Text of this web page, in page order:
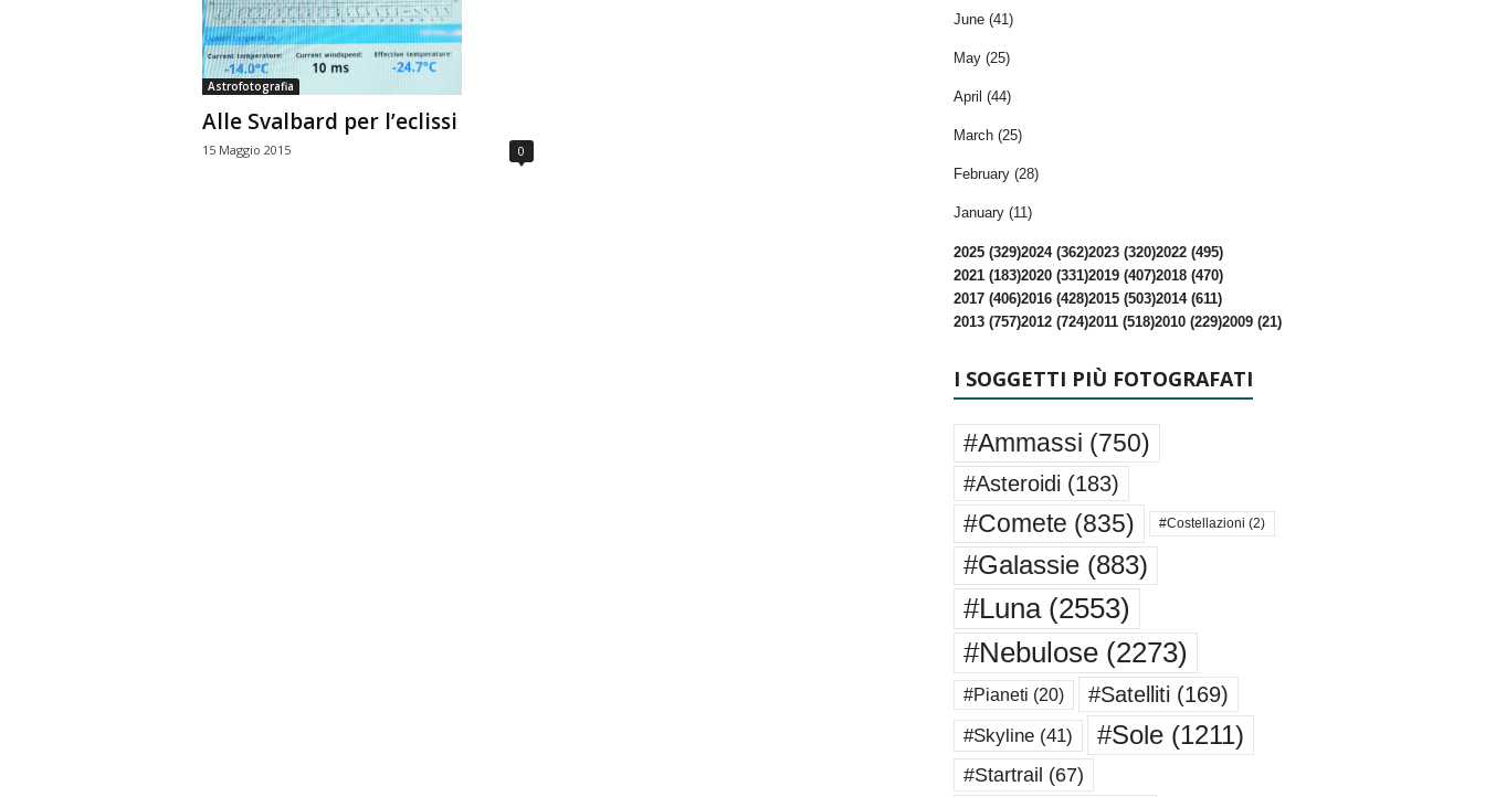
n
o
m
i
a
Astrofotografia
Alle Svalbard per l’eclissi
15 Maggio 2015 0
June (41)
May (25)
April (44)
March (25)
February (28)
January (11)
2025 (329)2024 (362)2023 (320)2022 (495)
2021 (183)2020 (331)2019 (407)2018 (470)
2017 (406)2016 (428)2015 (503)2014 (611)
2013 (757)2012 (724)2011 (518)2010 (229)2009 (21)
I SOGGETTI PIÙ FOTOGRAFATI
#Ammassi (750)
#Asteroidi (183)
#Comete (835) #Costellazioni (2)
#Galassie(883)
#Luna(2553)
#Nebulose(2273)
#Pianeti (20) #Satelliti (169)
#Skyline(41) #Sole(1211)
#Startrail (67)